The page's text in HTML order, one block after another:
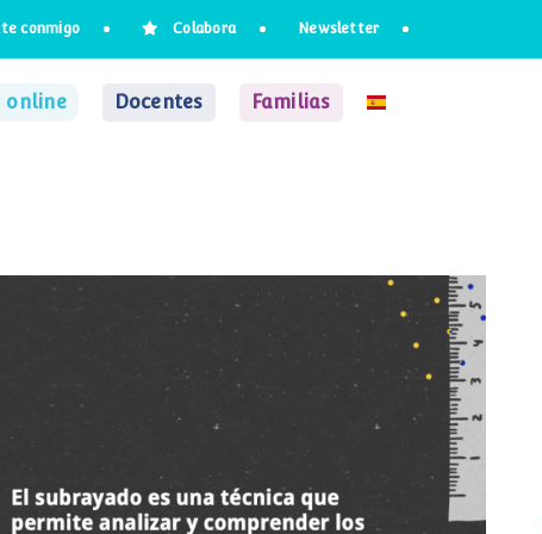
conmigo Colabora Newsletter
online Docentes Familias